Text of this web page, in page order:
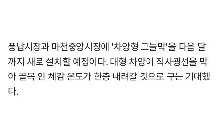
풍납시장과 마천중앙시장에 '차양형 그늘막'을 다음 달
까지 새로 설치할 예정이다. 대형 차양이 직사광선을 막
아 골목 안 체감 온도가 한층 내려갈 것으로 구는 기대했
다.